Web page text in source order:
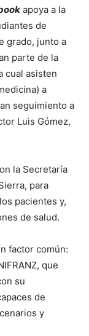
apoya a la
de
grado, junto a
parte de la
cual asisten
a
seguimiento a
Luis Gómez,
la Secretaría
para
pacientes y,
de salud.
factor común:
que
su
de
y